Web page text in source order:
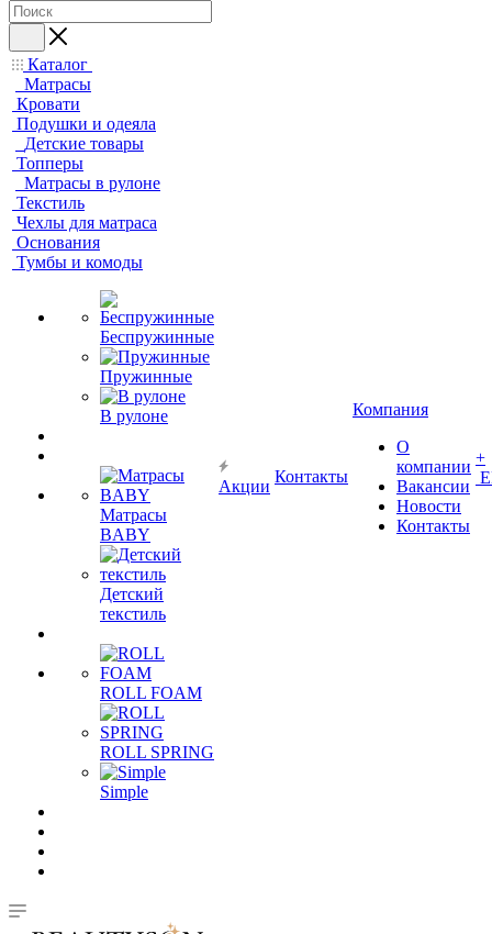
Каталог
Матрасы
Кровати
Подушки и одеяла
Детские товары
Топперы
Матрасы в рулоне
Текстиль
Чехлы для матраса
Основания
Тумбы и комоды
Беспружинные
Пружинные
В рулоне
Матрасы
BABY
Детский
текстиль
ROLL FOAM
ROLL SPRING
Simple
Акции
Контакты
Компания
О
компании
Вакансии
Новости
Контакты
+